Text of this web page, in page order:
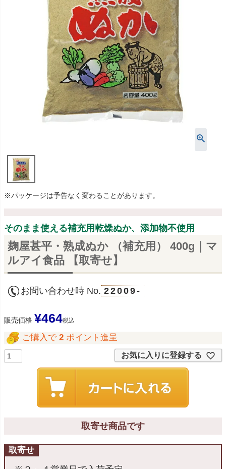
※パッケージは予告なく変わることがあります。
そのまま使える補充用乾燥ぬか、添加物不使用
麹屋甚平・熟成ぬか （補充用） 400g｜マ
ルアイ食品 【取寄せ】
お問い合わせ時 No. 22009-
販売価格 ¥464税込
ご購入で 2 ポイント進呈
お気に入りに登録する
取寄せ商品です
取寄せ